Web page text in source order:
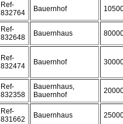
Ref-
832764
Bauernhof
Ref-
832648
Bauernhaus
Ref-
832474
Bauernhof
Ref-
832358
Bauernhaus,
Bauernhof
Ref-
831662
Bauernhaus